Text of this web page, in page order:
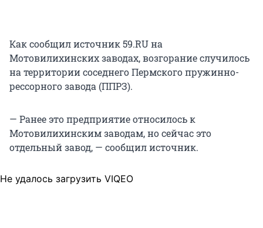
Как сообщил источник 59.RU на
Мотовилихинских заводах, возгорание случилось
на территории соседнего Пермского пружинно-
рессорного завода (ППРЗ).
— Ранее это предприятие относилось к
Мотовилихинским заводам, но сейчас это
отдельный завод, — сообщил источник.
Не удалось загрузить VIQEO